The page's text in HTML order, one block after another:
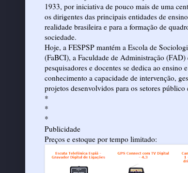
1933, por iniciativa de pouco mais de uma
os dirigentes das principais entidades de
realidade brasileira e para a formação de
sociedade.
Hoje, a FESPSP mantém a Escola de
(FaBCI), a Faculdade de Administração
pesquisadores e docentes se dedica ao
conhecimento a capacidade de intervenção,
projetos desenvolvidos para os setores
*
*
*
Publicidade
Preços e estoque por tempo limitado: